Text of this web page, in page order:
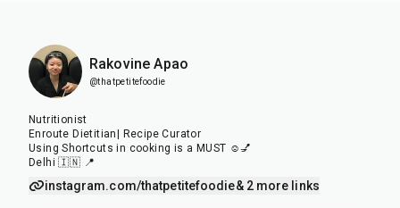
Rakovine Apao
@thatpetitefoodie
Nutritionist
Enroute Dietitian| Recipe Curator
Using Shortcuts in cooking is a MUST ☺️💅
Delhi 🇮🇳 📍
instagram.com/thatpetitefoodie& 2 more links